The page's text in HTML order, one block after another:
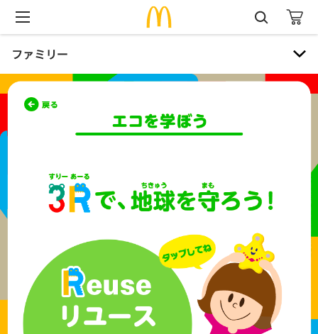
ファミリー
ファミリー
マックアドベンチャー®
ハロードナルド！
プレイプレイス（旧プレイランド）